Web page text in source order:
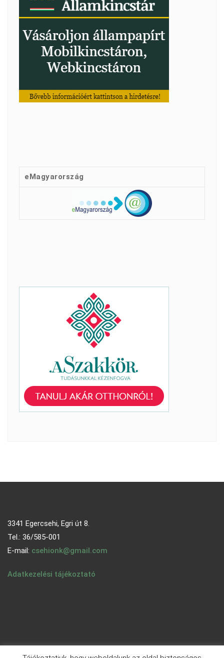
eMagyarország
3341 Egercsehi, Egri út 8.
Tel.: 36/585-001
E-mail: csehionk@gmail.com
Adatkezelési tájékoztató